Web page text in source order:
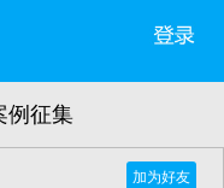
例征集
加为好友